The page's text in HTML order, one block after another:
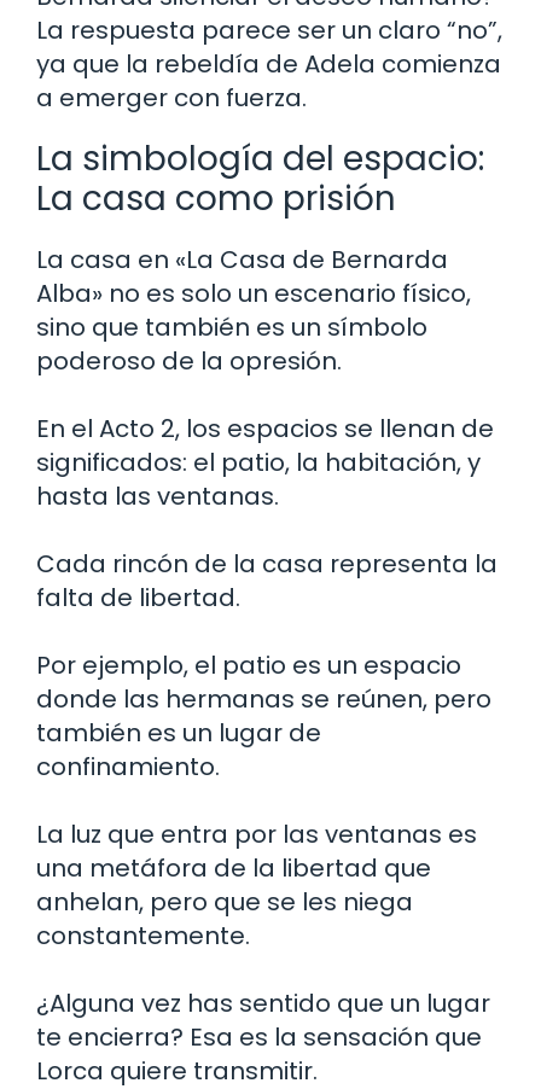
La respuesta parece ser un claro “no”,
ya que la rebeldía de Adela comienza
a emerger con fuerza.
La simbología del espacio:
La casa como prisión
La casa en «La Casa de Bernarda
Alba» no es solo un escenario físico,
sino que también es un símbolo
poderoso de la opresión.
En el Acto 2, los espacios se llenan de
significados: el patio, la habitación, y
hasta las ventanas.
Cada rincón de la casa representa la
falta de libertad.
Por ejemplo, el patio es un espacio
donde las hermanas se reúnen, pero
también es un lugar de
confinamiento.
La luz que entra por las ventanas es
una metáfora de la libertad que
anhelan, pero que se les niega
constantemente.
¿Alguna vez has sentido que un lugar
te encierra? Esa es la sensación que
Lorca quiere transmitir.